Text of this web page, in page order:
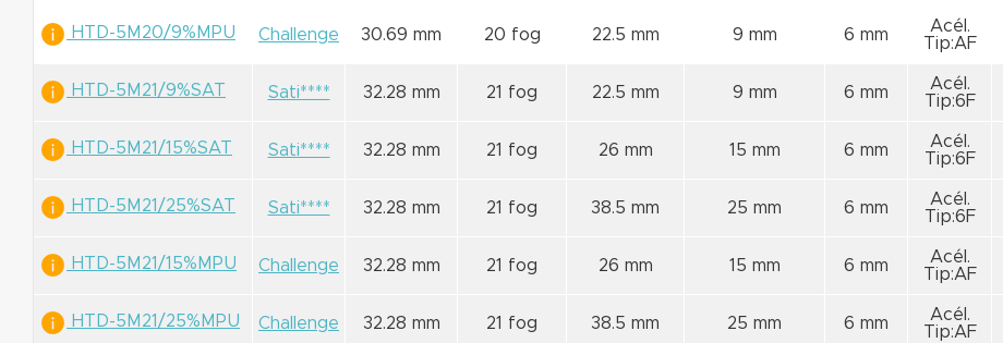
HTD-5M20/9%MPU Challenge 30.69 mm 20 fog 22.5 mm 9 mm 6 mm
Acél.
Tip:AF
HTD-5M21/9%SAT Sati**** 32.28 mm 21 fog 22.5 mm 9 mm 6 mm
Acél.
Tip:6F
HTD-5M21/15%SAT Sati**** 32.28 mm 21 fog 26 mm 15 mm 6 mm
Acél.
Tip:6F
HTD-5M21/25%SAT Sati**** 32.28 mm 21 fog 38.5 mm 25 mm 6 mm
Acél.
Tip:6F
HTD-5M21/15%MPU Challenge 32.28 mm 21 fog 26 mm 15 mm 6 mm
Acél.
Tip:AF
HTD-5M21/25%MPU Challenge 32.28 mm 21 fog 38.5 mm 25 mm 6 mm
Acél.
Tip:AF